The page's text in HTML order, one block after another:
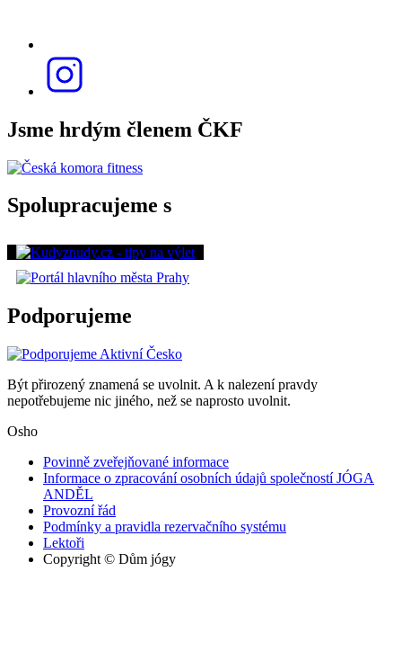
Jsme hrdým členem ČKF
Spolupracujeme s
Podporujeme
Být přirozený znamená se uvolnit. A k nalezení pravdy
nepotřebujeme nic jiného, než se naprosto uvolnit.
Osho
Povinně zveřejňované informace
Informace o zpracování osobních údajů společností JÓGA
ANDĚL
Provozní řád
Podmínky a pravidla rezervačního systému
Lektoři
Copyright © Dům jógy